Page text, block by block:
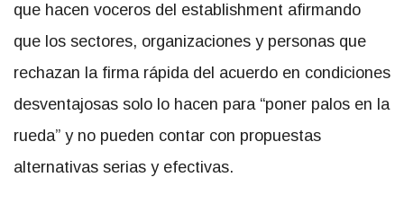
que hacen voceros del establishment afirmando
que los sectores, organizaciones y personas que
rechazan la firma rápida del acuerdo en condiciones
desventajosas solo lo hacen para “poner palos en la
rueda” y no pueden contar con propuestas
alternativas serias y efectivas.